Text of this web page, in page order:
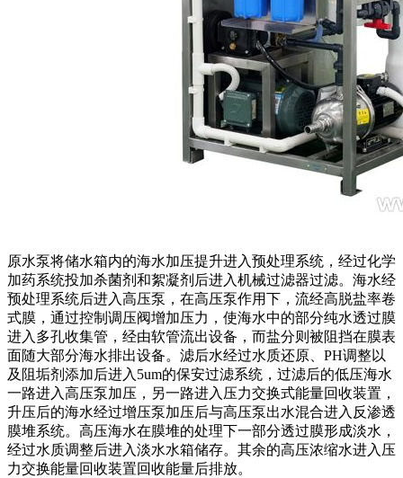
原水泵将储水箱内的海水加压提升进入预处理系统，经过化学
加药系统投加杀菌剂和絮凝剂后进入机械过滤器过滤。海水经
预处理系统后进入高压泵，在高压泵作用下，流经高脱盐率卷
式膜，通过控制调压阀增加压力，使海水中的部分纯水透过膜
进入多孔收集管，经由软管流出设备，而盐分则被阻挡在膜表
面随大部分海水排出设备。滤后水经过水质还原、PH调整以
及阻垢剂添加后进入5um的保安过滤系统，过滤后的低压海水
一路进入高压泵加压，另一路进入压力交换式能量回收装置，
升压后的海水经过增压泵加压后与高压泵出水混合进入反渗透
膜堆系统。高压海水在膜堆的处理下一部分透过膜形成淡水，
经过水质调整后进入淡水水箱储存。其余的高压浓缩水进入压
力交换能量回收装置回收能量后排放。